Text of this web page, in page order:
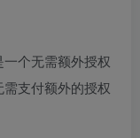
个无需额外授权
支付额外的授权